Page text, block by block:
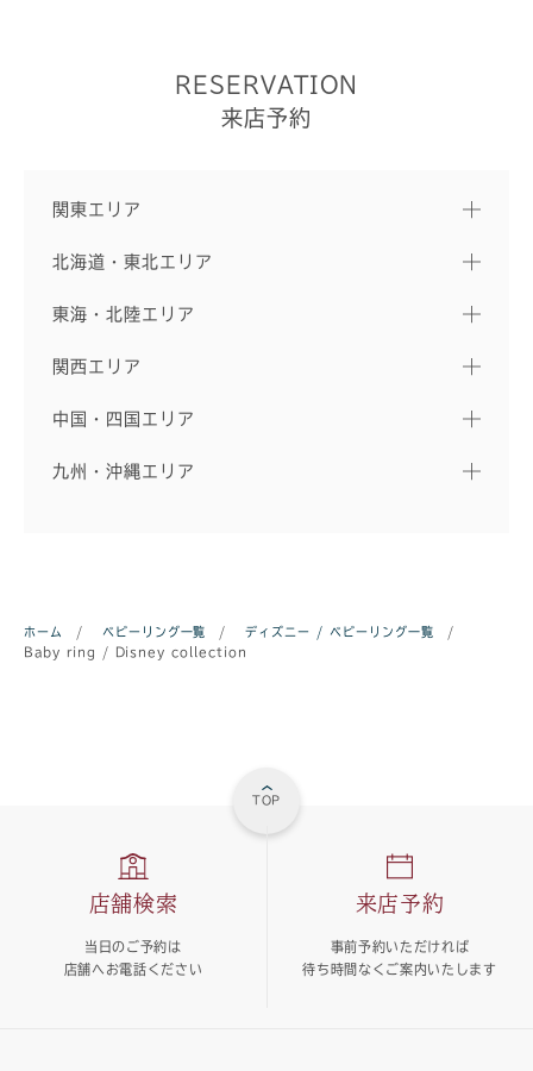
RESERVATION
来店予約
関東エリア
北海道・東北エリア
東海・北陸エリア
関西エリア
中国・四国エリア
九州・沖縄エリア
ホーム / ベビーリング一覧 / ディズニー / ベビーリング一覧
/
Baby ring / Disney collection
TOP
店舗検索
当日のご予約は
店舗へお電話ください
来店予約
事前予約いただければ
待ち時間なくご案内いたします